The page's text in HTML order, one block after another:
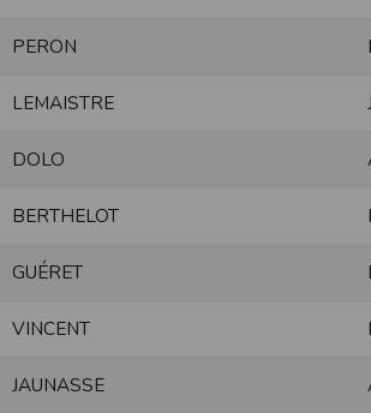
PERON
LEMAISTRE
DOLO
BERTHELOT
GUÉRET
VINCENT
JAUNASSE
informations et/ou documents disponibles
Accès au site
Par conséquent, l’EDITEUR ne peut
Par ailleurs, l’EDITEUR peut être amené
Modification des conditions
et/ou de son exploitation.